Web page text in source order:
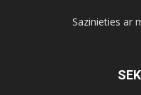
Sazinieties ar